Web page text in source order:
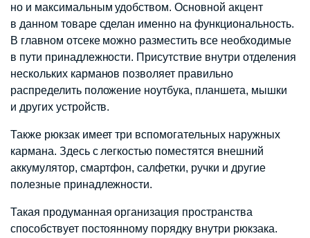
но и максимальным удобством. Основной акцент
в данном товаре сделан именно на функциональность.
В главном отсеке можно разместить все необходимые
в пути принадлежности. Присутствие внутри отделения
нескольких карманов позволяет правильно
распределить положение ноутбука, планшета, мышки
и других устройств.
Также рюкзак имеет три вспомогательных наружных
кармана. Здесь с легкостью поместятся внешний
аккумулятор, смартфон, салфетки, ручки и другие
полезные принадлежности.
Такая продуманная организация пространства
способствует постоянному порядку внутри рюкзака.